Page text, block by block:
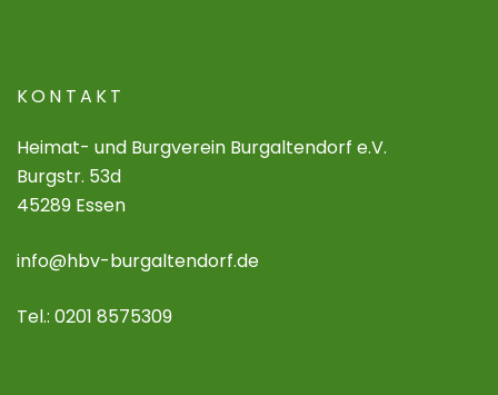
KONTAKT
Heimat- und Burgverein Burgaltendorf e.V.
Burgstr. 53d
45289 Essen
info@hbv-burgaltendorf.de
Tel.: 0201 8575309